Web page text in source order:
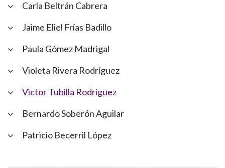
Carla Beltrán Cabrera
Jaime Eliel Frías Badillo
Paula Gómez Madrigal
Violeta Rivera Rodríguez
Victor Tubilla Rodríguez
Bernardo Soberón Aguilar
Patricio Becerril López